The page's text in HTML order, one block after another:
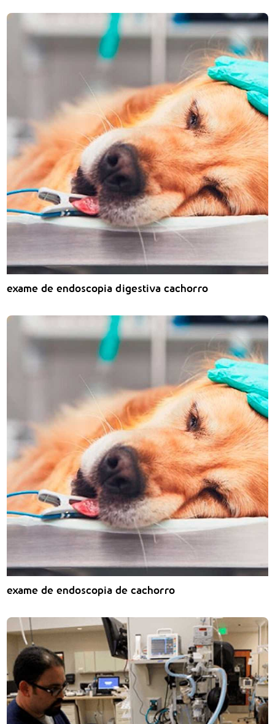
exame de endoscopia digestiva cachorro
exame de endoscopia de cachorro